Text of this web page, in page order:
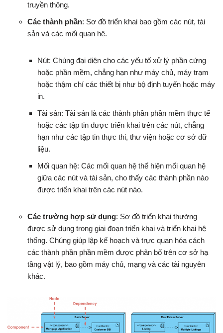
truyền thông.
Các thành phần: Sơ đồ triển khai bao gồm các nút, tài
sản và các mối quan hệ.
Nút: Chúng đại diện cho các yếu tố xử lý phần cứng
hoặc phần mềm, chẳng hạn như máy chủ, máy trạm
hoặc thậm chí các thiết bị như bộ định tuyến hoặc máy
in.
Tài sản: Tài sản là các thành phần phần mềm thực tế
hoặc các tập tin được triển khai trên các nút, chẳng
hạn như các tập tin thực thi, thư viện hoặc cơ sở dữ
liệu.
Mối quan hệ: Các mối quan hệ thể hiện mối quan hệ
giữa các nút và tài sản, cho thấy các thành phần nào
được triển khai trên các nút nào.
Các trường hợp sử dụng: Sơ đồ triển khai thường
được sử dụng trong giai đoạn triển khai và triển khai hệ
thống. Chúng giúp lập kế hoạch và trực quan hóa cách
các thành phần phần mềm được phân bố trên cơ sở hạ
tầng vật lý, bao gồm máy chủ, mạng và các tài nguyên
khác.